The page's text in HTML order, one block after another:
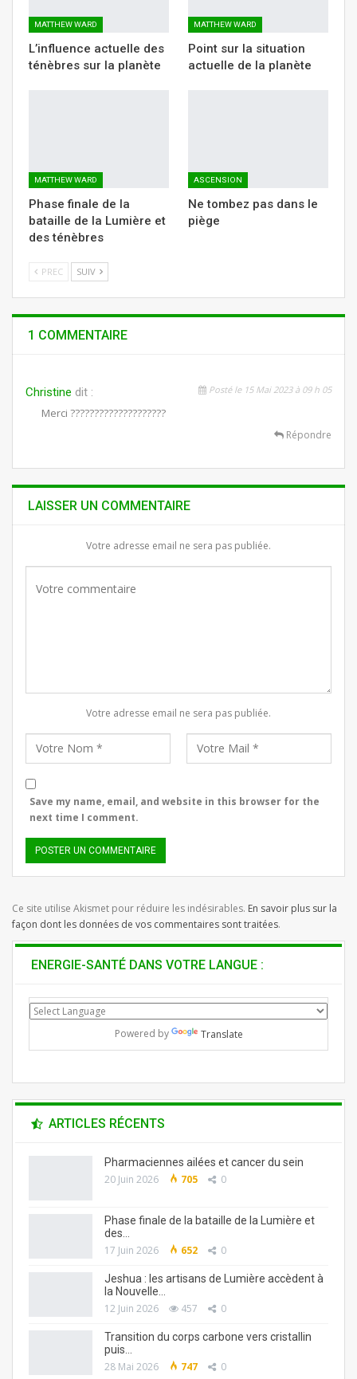
MATTHEW WARD
L’influence actuelle des
ténèbres sur la planète
MATTHEW WARD
Point sur la situation
actuelle de la planète
MATTHEW WARD
Phase finale de la
bataille de la Lumière et
des ténèbres
ASCENSION
Ne tombez pas dans le
piège
PREC SUIV
1 COMMENTAIRE
Christine dit : Posté le 15 Mai 2023 à 09 h 05
Merci ????????????????????
Répondre
LAISSER UN COMMENTAIRE
Votre adresse email ne sera pas publiée.
Votre adresse email ne sera pas publiée.
Save my name, email, and website in this browser for the
next time I comment.
Ce site utilise Akismet pour réduire les indésirables. En savoir plus sur la
façon dont les données de vos commentaires sont traitées.
ENERGIE-SANTÉ DANS VOTRE LANGUE :
Powered by Translate
ARTICLES RÉCENTS
Pharmaciennes ailées et cancer du sein
20 Juin 2026 705 0
Phase finale de la bataille de la Lumière et
des…
17 Juin 2026 652 0
Jeshua : les artisans de Lumière accèdent à
la Nouvelle…
12 Juin 2026 457 0
Transition du corps carbone vers cristallin
puis…
28 Mai 2026 747 0